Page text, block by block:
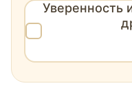
Уверенность